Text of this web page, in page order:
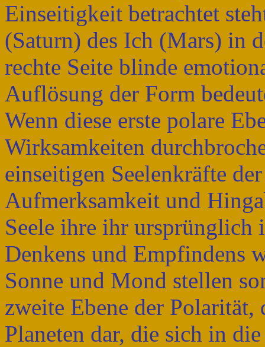
Einseitigkeit betrachtet
(Saturn) des Ich (Mars) in
rechte Seite blinde
Auflösung der Form
Wenn diese erste polare
Wirksamkeiten
einseitigen Seelenkräfte
Aufmerksamkeit und
Seele ihre ihr ursprünglich
Denkens und Empfindens
Sonne und Mond stellen
zweite Ebene der Polarität,
Planeten dar, die sich in